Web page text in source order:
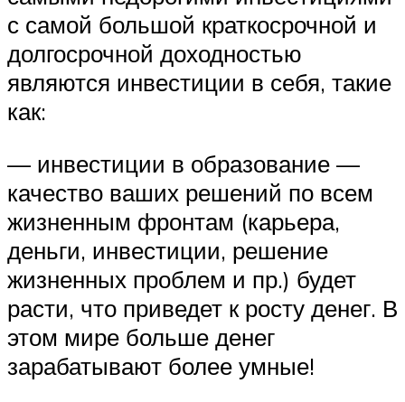
с самой большой краткосрочной и
долгосрочной доходностью
являются инвестиции в себя, такие
как:
— инвестиции в образование —
качество ваших решений по всем
жизненным фронтам (карьера,
деньги, инвестиции, решение
жизненных проблем и пр.) будет
расти, что приведет к росту денег. В
этом мире больше денег
зарабатывают более умные!